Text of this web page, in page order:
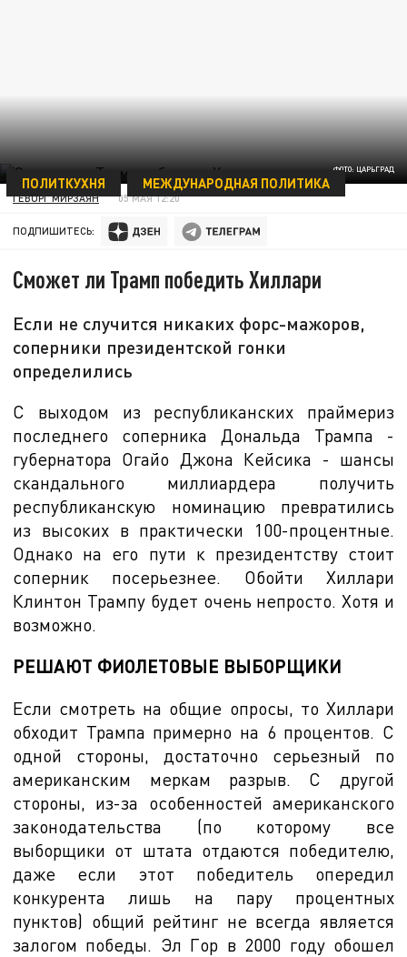
ФОТО: ЦАРЬГРАД
ПОЛИТКУХНЯ МЕЖДУНАРОДНАЯ ПОЛИТИКА
ГЕВОРГ МИРЗАЯН 05 МАЯ 12:20
ПОДПИШИТЕСЬ:
Сможет ли Трамп победить Хиллари
Если не случится никаких форс-мажоров,
соперники президентской гонки
определились
С выходом из республиканских праймериз
последнего соперника Дональда Трампа -
губернатора Огайо Джона Кейсика - шансы
скандального миллиардера получить
республиканскую номинацию превратились
из высоких в практически 100-процентные.
Однако на его пути к президентству стоит
соперник посерьезнее. Обойти Хиллари
Клинтон Трампу будет очень непросто. Хотя и
возможно.
РЕШАЮТ ФИОЛЕТОВЫЕ ВЫБОРЩИКИ
Если смотреть на общие опросы, то Хиллари
обходит Трампа примерно на 6 процентов. С
одной стороны, достаточно серьезный по
американским меркам разрыв. С другой
стороны, из-за особенностей американского
законодательства (по которому все
выборщики от штата отдаются победителю,
даже если этот победитель опередил
конкурента лишь на пару процентных
пунктов) общий рейтинг не всегда является
залогом победы. Эл Гор в 2000 году обошел